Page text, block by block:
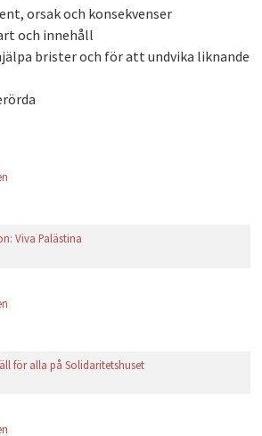
orsak och konsekvenser
och innehåll
brister och för att undvika liknande
Viva Palästina
för alla på Solidaritetshuset